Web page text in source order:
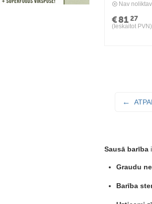
Sausā barība
Graudu
Barība
Nav
€8127
(Ieskaitot PVN)